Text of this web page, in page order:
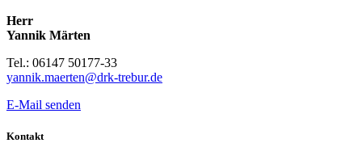
Herr
Yannik Märten
Tel.: 06147 50177-33
yannik.maerten@drk-trebur.de
E-Mail senden
Kontakt